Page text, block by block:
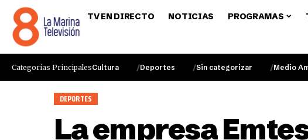
TV EN DIRECTO NOTICIAS PROGRAMAS
Categorías PrincipalesCultura Deportes Sin categorizar Medio
DEPORTES
La empresa